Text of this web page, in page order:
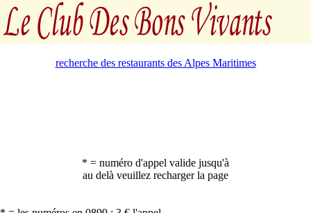
recherche des restaurants des Alpes Maritimes
* = numéro d'appel valide jusqu'à
au delà veuillez recharger la page